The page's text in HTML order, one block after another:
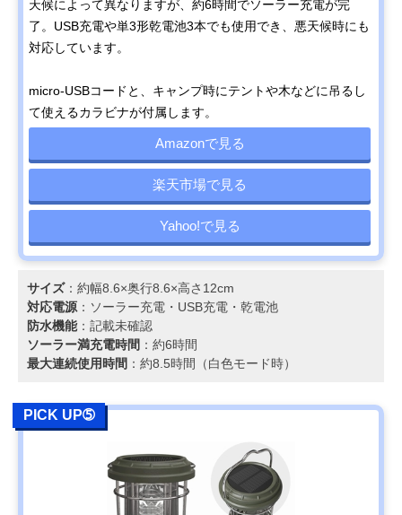
天候によって異なりますが、約6時間でソーラー充電が完
了。USB充電や単3形乾電池3本でも使用でき、悪天候時にも
対応しています。
micro-USBコードと、キャンプ時にテントや木などに吊るし
て使えるカラビナが付属します。
Amazonで見る
楽天市場で見る
Yahoo!で見る
サイズ：約幅8.6×奥行8.6×高さ12cm
対応電源：ソーラー充電・USB充電・乾電池
防水機能：記載未確認
ソーラー満充電時間 ：約6時間
最大連続使用時間 ：約8.5時間（白色モード時）
PICK UP➄